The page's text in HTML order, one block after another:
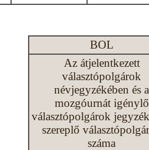
BOL
Az átjelentkezett
választópolgárok
névjegyzékében és a
mozgóurnát igénylő
választópolgárok
szereplő
száma